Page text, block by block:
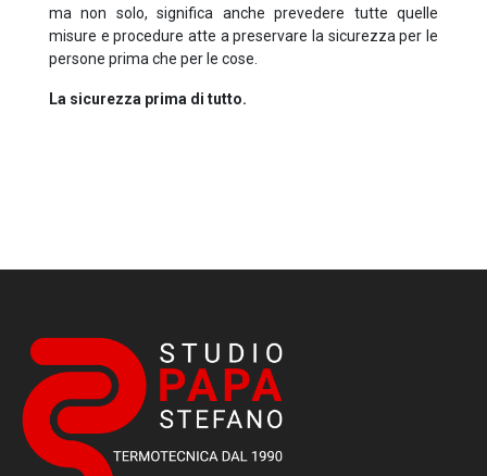
ma non solo, significa anche prevedere tutte quelle
misure e procedure atte a preservare la sicurezza per le
persone prima che per le cose.
La sicurezza prima di tutto.